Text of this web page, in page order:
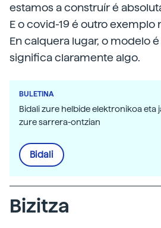
estamos a construír é
E o covid-19 é outro exemplo
En calquera lugar, o modelo
significa claramente algo.
BULETINA
Bidali zure helbide elektronikoa eta
zure sarrera-ontzian
Bidali
Bizitza